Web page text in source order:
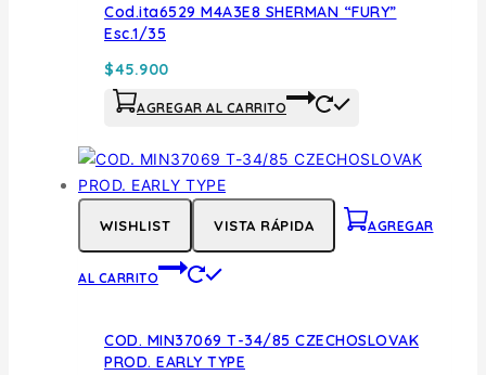
Cod.ita6529 M4A3E8 SHERMAN “FURY”
Esc.1/35
$45.900
AGREGAR AL CARRITO
WISHLIST VISTA RÁPIDA AGREGAR
AL CARRITO
COD. MIN37069 T-34/85 CZECHOSLOVAK
PROD. EARLY TYPE